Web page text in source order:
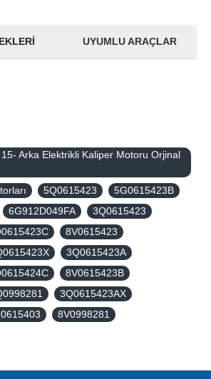
UYUMLU ARAÇLAR
Arka Elektrikli Kaliper Motoru Orjinal
5Q0615423
5G0615423B
6G912D049FA
3Q0615423
8V0615423
3Q0615423A
8V0615423B
3Q0615423AX
8V0998281